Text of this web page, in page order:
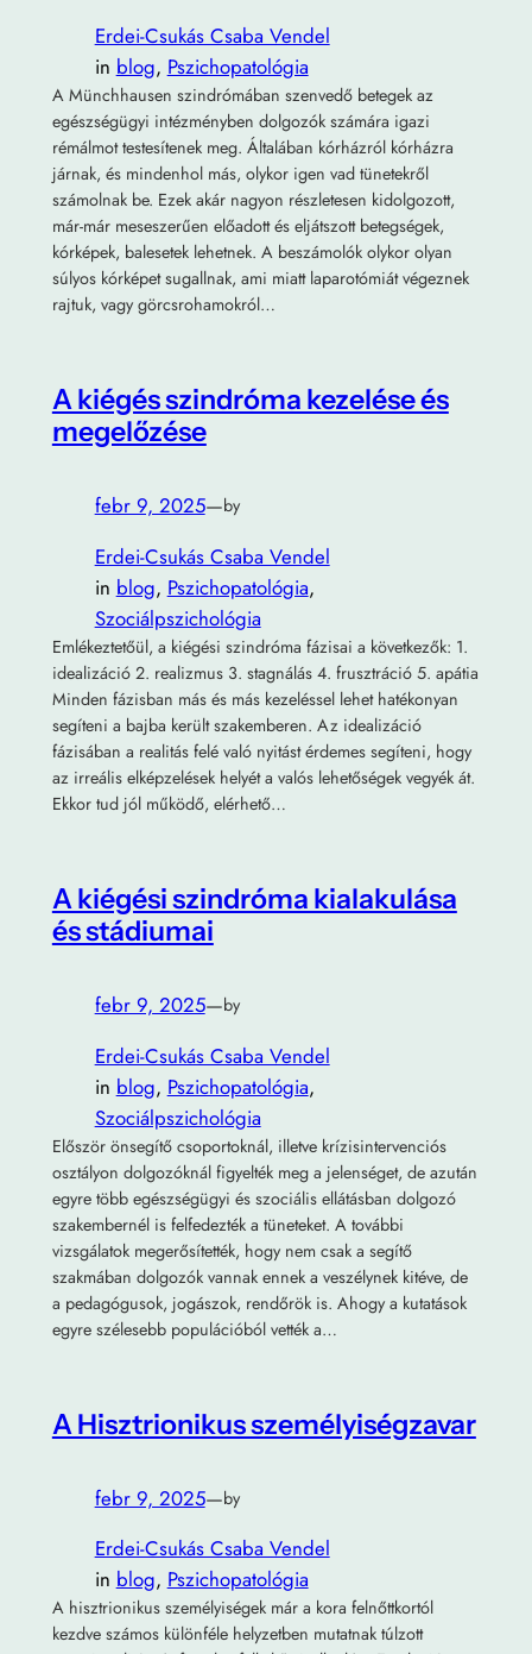
Erdei-Csukás Csaba Vendel
in blog, Pszichopatológia
A Münchhausen szindrómában szenvedő betegek az
egészségügyi intézményben dolgozók számára igazi
rémálmot testesítenek meg. Általában kórházról kórházra
járnak, és mindenhol más, olykor igen vad tünetekről
számolnak be. Ezek akár nagyon részletesen kidolgozott,
már-már meseszerűen előadott és eljátszott betegségek,
kórképek, balesetek lehetnek. A beszámolók olykor olyan
súlyos kórképet sugallnak, ami miatt laparotómiát végeznek
rajtuk, vagy görcsrohamokról…
A kiégés szindróma kezelése és
megelőzése
febr 9, 2025—by
Erdei-Csukás Csaba Vendel
in blog, Pszichopatológia
Szociálpszichológia
Emlékeztetőül, a kiégési szindróma fázisai a következők: 1.
idealizáció 2. realizmus 3. stagnálás 4. frusztráció 5. apátia
Minden fázisban más és más kezeléssel lehet hatékonyan
segíteni a bajba került szakemberen. Az idealizáció
fázisában a realitás felé való nyitást érdemes segíteni, hogy
az irreális elképzelések helyét a valós lehetőségek vegyék át.
Ekkor tud jól működő, elérhető…
A kiégési szindróma kialakulása
és stádiumai
febr 9, 2025—by
Erdei-Csukás Csaba Vendel
in blog, Pszichopatológia
Szociálpszichológia
Először önsegítő csoportoknál, illetve krízisintervenciós
osztályon dolgozóknál figyelték meg a jelenséget, de azután
egyre több egészségügyi és szociális ellátásban dolgozó
szakembernél is felfedezték a tüneteket. A további
vizsgálatok megerősítették, hogy nem csak a segítő
szakmában dolgozók vannak ennek a veszélynek kitéve, de
a pedagógusok, jogászok, rendőrök is. Ahogy a kutatások
egyre szélesebb populációból vették a…
A Hisztrionikus személyiségzavar
febr 9, 2025—by
Erdei-Csukás Csaba Vendel
in blog, Pszichopatológia
A hisztrionikus személyiségek már a kora felnőttkortól
kezdve számos különféle helyzetben mutatnak túlzott